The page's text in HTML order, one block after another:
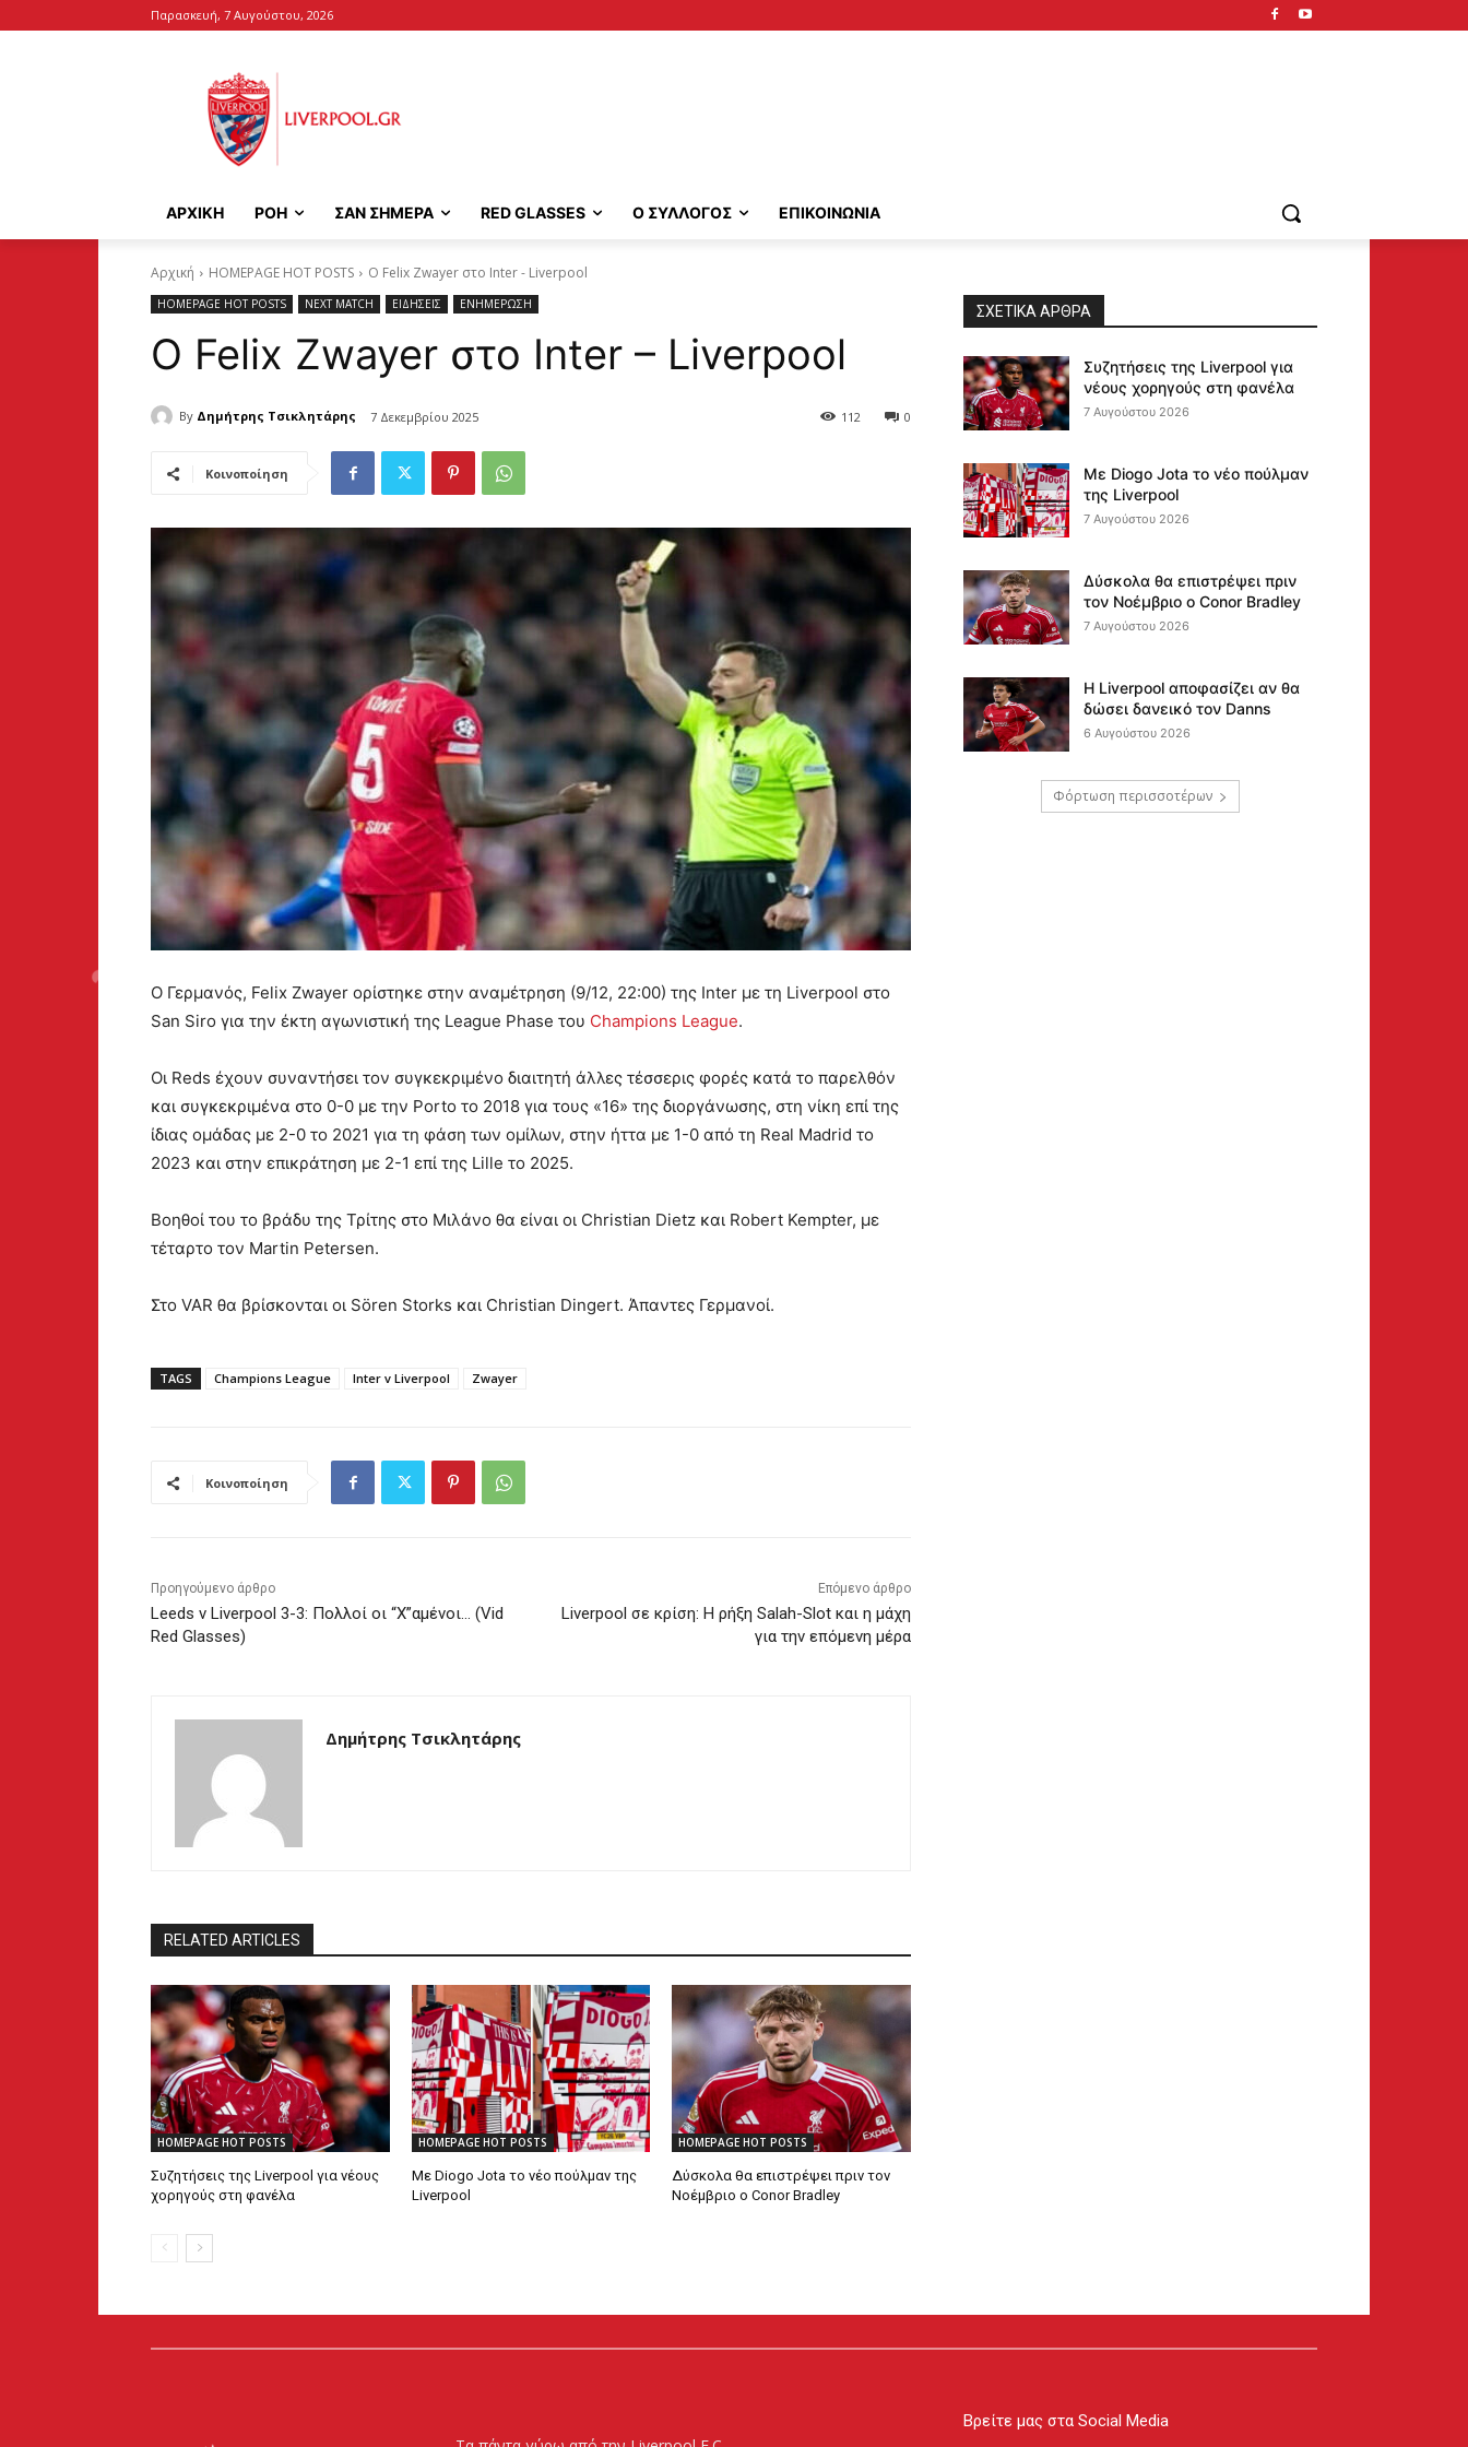
Παρασκευή, 7 Αυγούστου, 2026
ΑΡΧΙΚΉ ΡΟΗ ΣΑΝ ΣΗΜΕΡΑ RED GLASSES Ο ΣΥΛΛΟΓΟΣ ΕΠΙΚΟΙΝΩΝΙΑ
Αρχική HOMEPAGE HOT POSTS Ο Felix Zwayer στο Inter - Liverpool
HOMEPAGE HOT POSTS NEXT MATCH ΕΙΔΗΣΕΙΣ ΕΝΗΜΕΡΩΣΗ
Ο Felix Zwayer στο Inter – Liverpool
By Δημήτρης Τσικλητάρης 7 Δεκεμβρίου 2025 0
112
Κοινοποίηση
Ο Γερμανός, Felix Zwayer ορίστηκε στην αναμέτρηση (9/12, 22:00) της Inter με τη Liverpool στο
San Siro για την έκτη αγωνιστική της League Phase του Champions League.
Οι Reds έχουν συναντήσει τον συγκεκριμένο διαιτητή άλλες τέσσερις φορές κατά το παρελθόν
και συγκεκριμένα στο 0-0 με την Porto το 2018 για τους «16» της διοργάνωσης, στη νίκη επί της
ίδιας ομάδας με 2-0 το 2021 για τη φάση των ομίλων, στην ήττα με 1-0 από τη Real Madrid το
2023 και στην επικράτηση με 2-1 επί της Lille το 2025.
Βοηθοί του το βράδυ της Τρίτης στο Μιλάνο θα είναι οι Christian Dietz και Robert Kempter, με
τέταρτο τον Martin Petersen.
Στο VAR θα βρίσκονται οι Sören Storks και Christian Dingert. Άπαντες Γερμανοί.
TAGS Champions League Inter v Liverpool Zwayer
Κοινοποίηση
Προηγούμενο άρθρο
Leeds v Liverpool 3-3: Πολλοί οι “Χ”αμένοι… (Vid
Red Glasses)
Επόμενο άρθρο
Liverpool σε κρίση: Η ρήξη Salah-Slot και η μάχη
για την επόμενη μέρα
Δημήτρης Τσικλητάρης
RELATED ARTICLES
HOMEPAGE HOT POSTS
Συζητήσεις της Liverpool για νέους
χορηγούς στη φανέλα
HOMEPAGE HOT POSTS
Με Diogo Jota το νέο πούλμαν της
Liverpool
HOMEPAGE HOT POSTS
Δύσκολα θα επιστρέψει πριν τον
Νοέμβριο ο Conor Bradley
ΣΧΕΤΙΚΆ ΆΡΘΡΑ
Συζητήσεις της Liverpool για
νέους χορηγούς στη φανέλα
7 Αυγούστου 2026
Με Diogo Jota το νέο πούλμαν
της Liverpool
7 Αυγούστου 2026
Δύσκολα θα επιστρέψει πριν
τον Νοέμβριο ο Conor Bradley
7 Αυγούστου 2026
Η Liverpool αποφασίζει αν θα
δώσει δανεικό τον Danns
6 Αυγούστου 2026
Φόρτωση περισσοτέρων
Βρείτε μας στα Social Media